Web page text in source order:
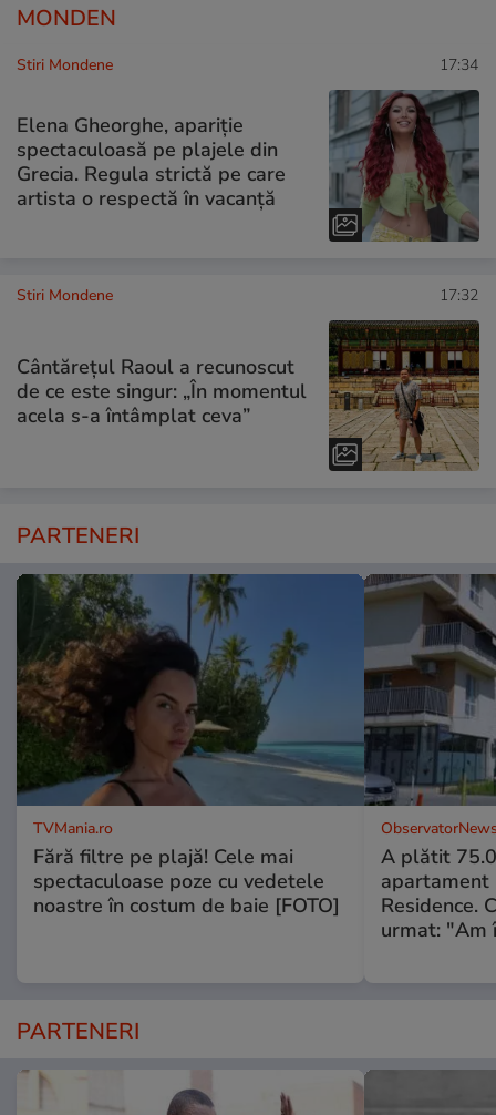
MONDEN
Stiri Mondene 17:34
Elena Gheorghe, apariție
spectaculoasă pe plajele din
Grecia. Regula strictă pe care
artista o respectă în vacanță
Stiri Mondene 17:32
Cântărețul Raoul a recunoscut
de ce este singur: „În momentul
acela s-a întâmplat ceva”
PARTENERI
TVMania.ro
Fără filtre pe plajă! Cele mai
spectaculoase poze cu vedetele
noastre în costum de baie [FOTO]
A plătit
apartament
Residence.
urmat: "Am
PARTENERI